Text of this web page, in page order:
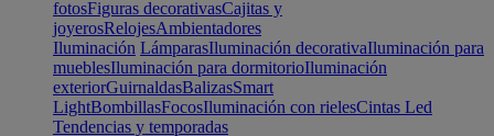
fotosFiguras decorativasCajitas y
joyerosRelojesAmbientadores
Iluminación LámparasIluminación decorativaIluminación para
mueblesIluminación para dormitorioIluminación
exteriorGuirnaldasBalizasSmart
LightBombillasFocosIluminación con rielesCintas Led
Tendencias y temporadas